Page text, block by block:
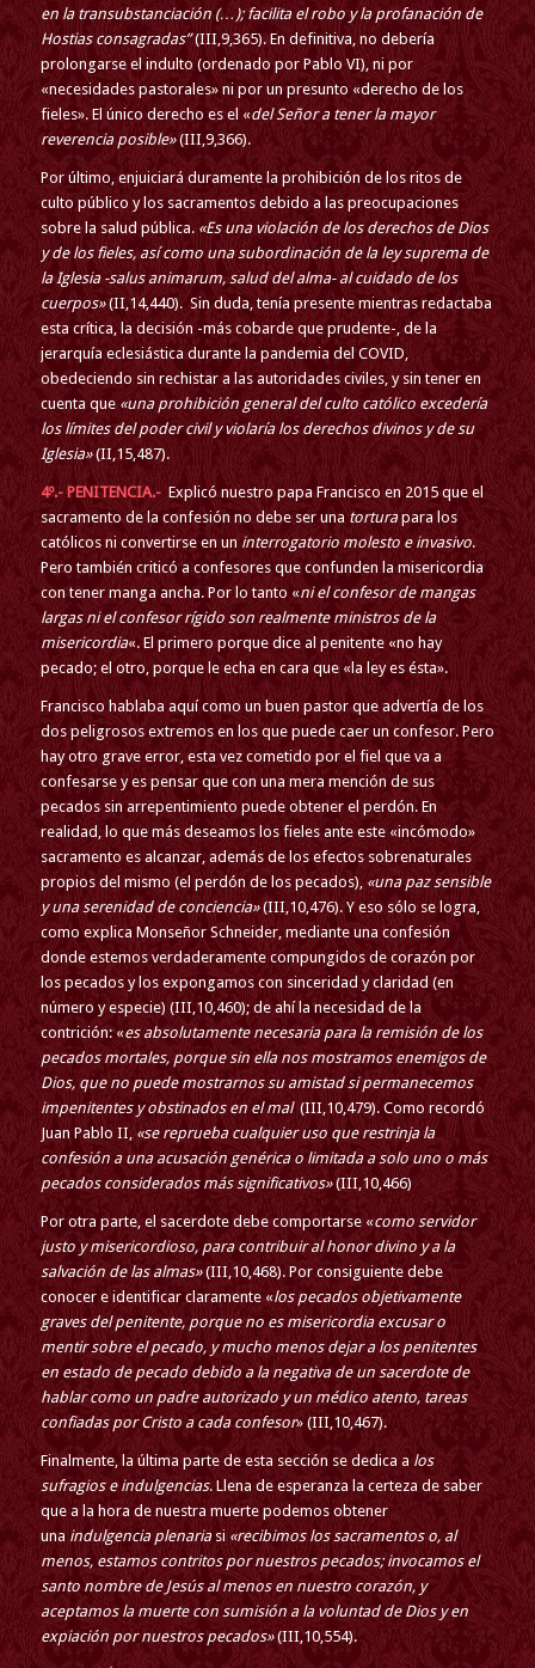
en la transubstanciación (…); facilita el robo y la profanación de
Hostias consagradas”(III,9,365). En definitiva, no debería
prolongarse el indulto (ordenado por Pablo VI), ni por
«necesidades pastorales» ni por un presunto «derecho de los
fieles». El único derecho es el «del Señor a tener la mayor
reverencia posible»(III,9,366).
Por último, enjuiciará duramente la prohibición de los ritos de
culto público y los sacramentos debido a las preocupaciones
sobre la salud pública. «Es una violación de los derechos de Dios
y de los fieles, así como una subordinación de la ley suprema de
la Iglesia -salus animarum, salud del alma- al cuidado de los
cuerpos»(II,14,440). Sin duda, tenía presente mientras redactaba
esta crítica, la decisión -más cobarde que prudente-, de la
jerarquía eclesiástica durante la pandemia del COVID,
obedeciendo sin rechistar a las autoridades civiles, y sin tener en
cuenta que «una prohibición general del culto católico excedería
los límites del poder civil y violaría los derechos divinos y de su
Iglesia»(II,15,487).
4º.- PENITENCIA.-Explicó nuestro papa Francisco en 2015 que el
sacramento de la confesión no debe ser unatorturapara los
católicos ni convertirse en un interrogatorio molesto e invasivo.
Pero también criticó a confesores que confunden la misericordia
con tener manga ancha. Por lo tanto «ni el confesor de mangas
largas ni el confesor rígido son realmente ministros de la
misericordia«. El primero porque dice al penitente «no hay
pecado; el otro, porque le echa en cara que «la ley es ésta».
Francisco hablaba aquí como un buen pastor que advertía de los
dos peligrosos extremos en los que puede caer un confesor. Pero
hay otro grave error, esta vez cometido por el fiel que va a
confesarse y es pensar que con una mera mención de sus
pecados sin arrepentimiento puede obtener el perdón. En
realidad, lo que más deseamos los fieles ante este «incómodo»
sacramento es alcanzar, además de los efectos sobrenaturales
propios del mismo (el perdón de los pecados), «una paz sensible
y una serenidad de conciencia»(III,10,476). Y eso sólo se logra,
como explica Monseñor Schneider, mediante una confesión
donde estemos verdaderamente compungidos de corazón por
los pecados y los expongamos con sinceridad y claridad (en
número y especie) (III,10,460); de ahí la necesidad de la
contrición: «es absolutamente necesaria para la remisión de los
pecados mortales, porque sin ella nos mostramos enemigos de
Dios, que no puede mostrarnos su amistad si permanecemos
impenitentes y obstinados en el mal(III,10,479). Como recordó
Juan Pablo II, «se reprueba cualquier uso que restrinja la
confesión a una acusación genérica o limitada a solo uno o más
pecados considerados más significativos»(III,10,466)
Por otra parte, el sacerdote debe comportarse «como servidor
justo y misericordioso, para contribuir al honor divino y a la
salvación de las almas»(III,10,468). Por consiguiente debe
conocer e identificar claramente «los pecados objetivamente
graves del penitente, porque no es misericordia excusar o
mentir sobre el pecado, y mucho menos dejar a los penitentes
en estado de pecado debido a la negativa de un sacerdote de
hablar como un padre autorizado y un médico atento, tareas
confiadas por Cristo a cada confesor» (III,10,467).
Finalmente, la última parte de esta sección se dedica a los
sufragios e indulgencias. Llena de esperanza la certeza de saber
que a la hora de nuestra muerte podemos obtener
una indulgencia plenariasi «recibimos los sacramentos o, al
menos, estamos contritos por nuestros pecados; invocamos el
santo nombre de Jesús al menos en nuestro corazón, y
aceptamos la muerte con sumisión a la voluntad de Dios y en
expiación por nuestros pecados»(III,10,554).